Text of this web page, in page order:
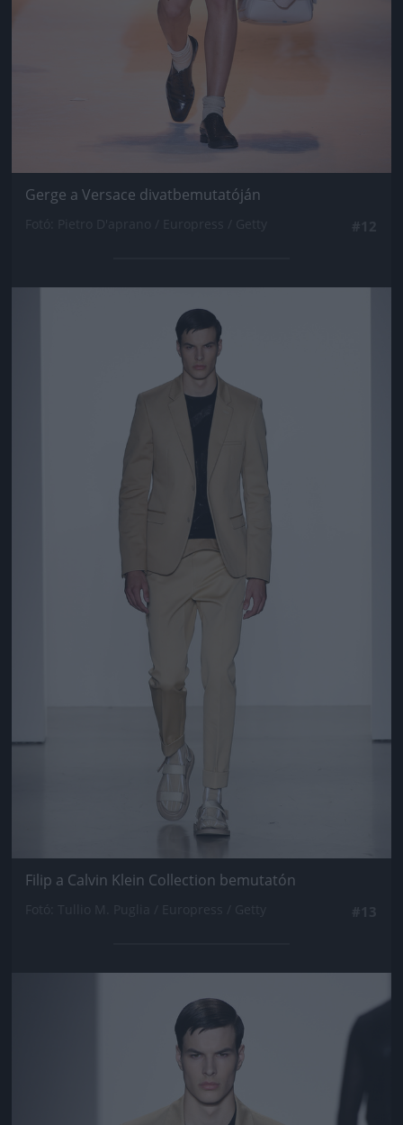
Gerge a Versace divatbemutatóján
Jön még kép!
Filip a Calvin Klein Collection bemutatón
Jön még kép!